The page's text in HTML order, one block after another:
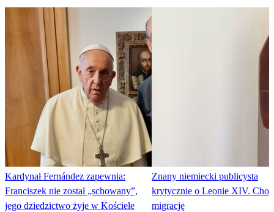
Kardynał Fernández zapewnia:
Franciszek nie został „schowany”,
jego dziedzictwo żyje w Kościele
Znany niemiecki publicysta
krytycznie o Leonie XIV.
migrację